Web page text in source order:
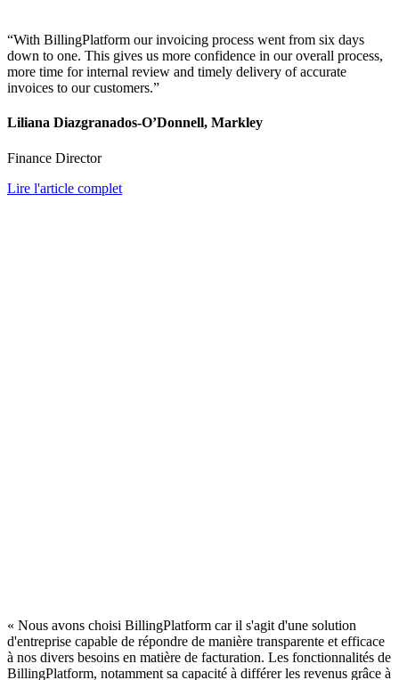
“With BillingPlatform our invoicing process went from six days
down to one. This gives us more confidence in our overall process,
more time for internal review and timely delivery of accurate
invoices to our customers.”
Liliana Diazgranados-O’Donnell, Markley
Finance Director
Lire l'article complet
« Nous avons choisi BillingPlatform car il s'agit d'une solution
d'entreprise capable de répondre de manière transparente et efficace
à nos divers besoins en matière de facturation. Les fonctionnalités de
BillingPlatform, notamment sa capacité à différer les revenus grâce à